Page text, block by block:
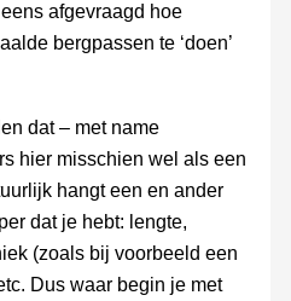
afgevraagd hoe
bergpassen te ‘doen’
dat – met name
hier misschien wel als een
hangt een en ander
dat je hebt: lengte,
(zoals bij voorbeeld een
Dus waar begin je met